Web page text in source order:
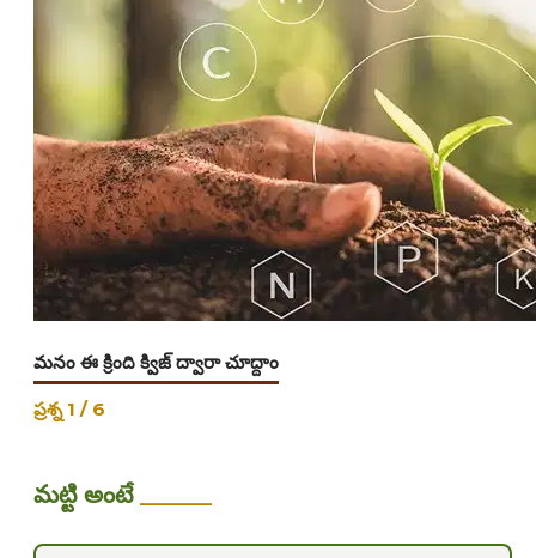
మనం ఈ క్రింది క్విజ్ ద్వారా చూద్దాం
ప్రశ్న 1 / 6
మట్టి అంటే